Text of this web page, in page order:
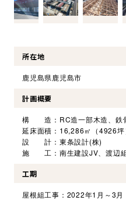
モッケ
所在地
鹿児島県鹿児島市
計画概要
構 造：RC造一部木造、鉄
延床面積：16,286㎡（4926坪
設 計：東条設計(株)
施 工：南生建設JV、渡辺組
工期
屋根組工事：2022年1月～3月